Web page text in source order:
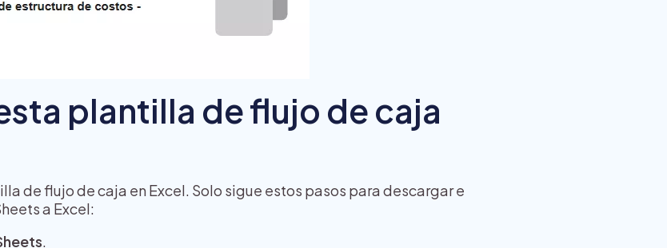
plantilla de flujo de caja
de flujo de caja en Excel. Solo sigue estos pasos para descargar e
a Excel:
.